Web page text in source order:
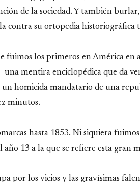
de la sociedad. Y también
contra su ortopedia historiográfica
fuimos los primeros en América en
una mentira enciclopédica que da
un homicida mandatario de una
minutos.
hasta 1853. Ni siquiera
año 13 a la que se refiere esta gran
por los vicios y las gravísimas